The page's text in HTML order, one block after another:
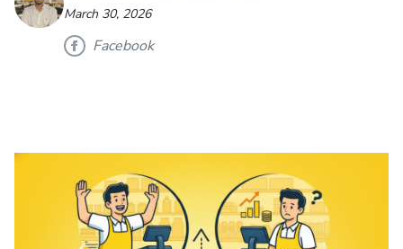
March 30, 2026
Facebook